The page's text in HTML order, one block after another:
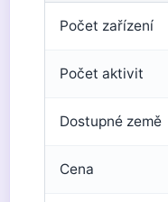
Počet zařízení
Počet aktivit
Dostupné země
Cena